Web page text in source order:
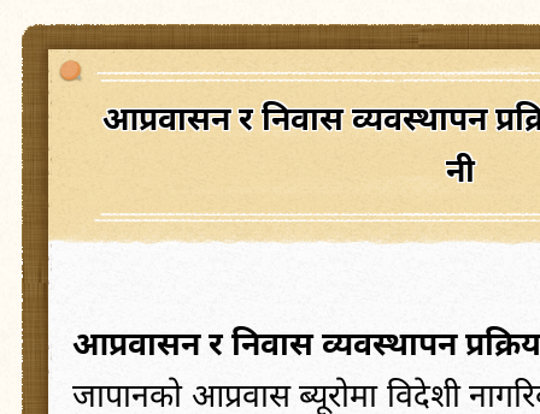
आप्रवासन र निवास व्यवस्थापन
नी
आप्रवासन र निवास व्यवस्थापन
जापानको आप्रवास ब्यूरोमा विदेशी